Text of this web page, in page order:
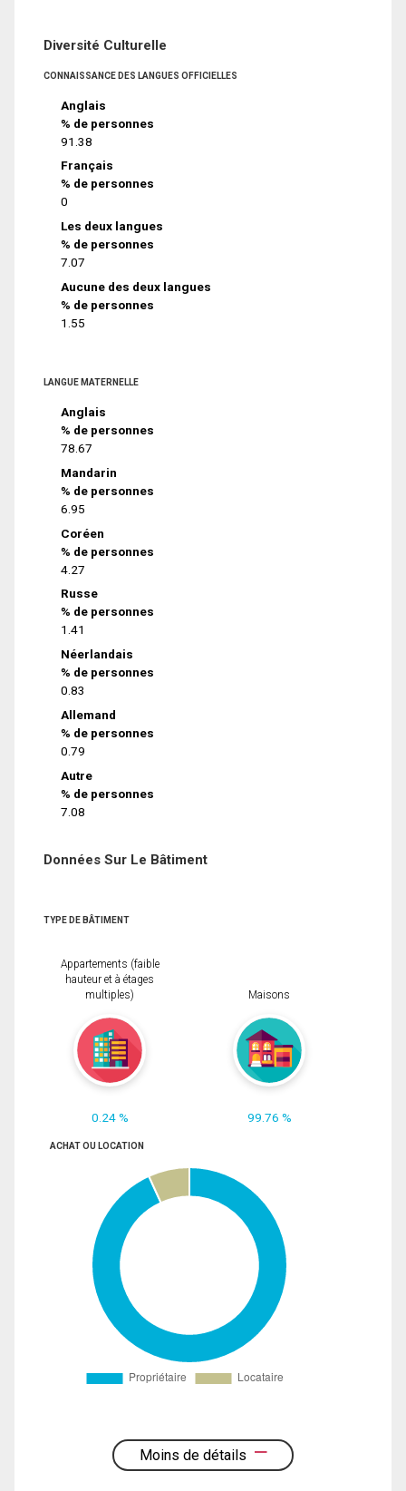
Diversité Culturelle
CONNAISSANCE DES LANGUES OFFICIELLES
Anglais
% de personnes
91.38
Français
% de personnes
0
Les deux langues
% de personnes
7.07
Aucune des deux langues
% de personnes
1.55
LANGUE MATERNELLE
Anglais
% de personnes
78.67
Mandarin
% de personnes
6.95
Coréen
% de personnes
4.27
Russe
% de personnes
1.41
Néerlandais
% de personnes
0.83
Allemand
% de personnes
0.79
Autre
% de personnes
7.08
Données Sur Le Bâtiment
TYPE DE BÂTIMENT
Appartements (faible
hauteur et à étages
multiples)
0.24 %
Maisons
99.76 %
ACHAT OU LOCATION
Moins de détails